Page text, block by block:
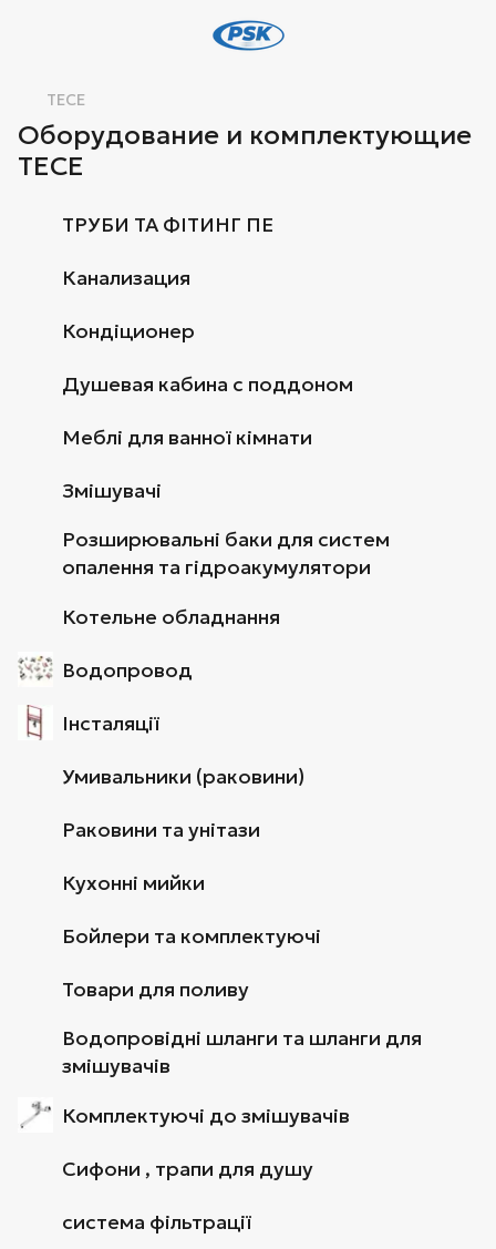
TECE
Оборудование и комплектующие
TECE
ТРУБИ ТА ФІТИНГ ПЕ
Канализация
Кондіционер
Душевая кабина с поддоном
Меблі для ванної кімнати
Змішувачі
Розширювальні баки для систем
опалення та гідроакумулятори
Котельне обладнання
Водопровод
Інсталяції
Умивальники (раковини)
Раковини та унітази
Кухонні мийки
Бойлери та комплектуючі
Товари для поливу
Водопровідні шланги та шланги для
змішувачів
Комплектуючі до змішувачів
Сифони , трапи для душу
система фільтрації